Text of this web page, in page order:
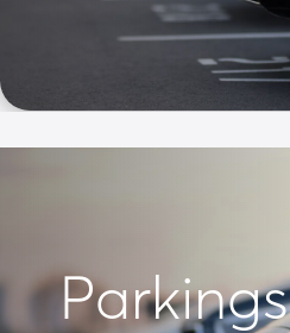
Parkings